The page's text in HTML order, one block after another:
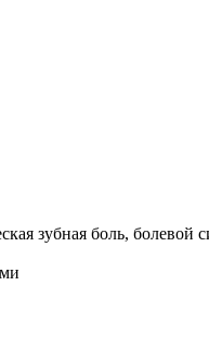
зубная боль,